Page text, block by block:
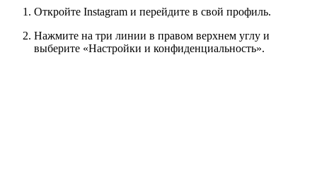
Откройте Instagram и перейдите в свой профиль.
Нажмите на три линии в правом верхнем углу и
выберите «Настройки и конфиденциальность».